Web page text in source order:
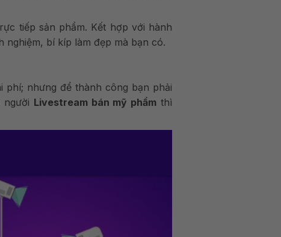
tiếp sản phẩm. Kết hợp với hành
nghiệm, bí kíp làm đẹp mà bạn có.
phí; nhưng để thành công bạn phải
Livestream bán mỹ phẩm thì